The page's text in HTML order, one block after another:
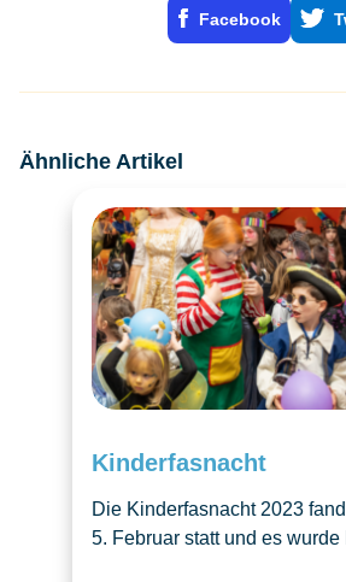
Facebook
Ähnliche Artikel
Kinderfasnacht
Die Kinderfasnacht 2023
5. Februar statt und es wurde